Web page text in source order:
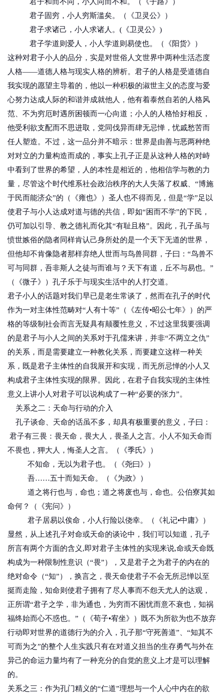
君子固穷，小人穷斯滥矣。（《卫灵公》）
君子求诸己，小人求诸人。(《卫灵公》)
君子学道则爱人，小人学道则易使也。（《阳货》）
这种对君子小人的品分，实是对世俗人文世界中两种生活态度
人格——道德人格与现实人格的辨析。君子的人格是受道德自
我实现的愿望主导着的，他以一种积极的淑世主义的态度与爱
心努力达成人际的和谐并成就他人，他有着泰然自若的人格风
范、不为穷厄时遇所困顿而一心向道；小人的人格恰好相反，
他受利欲支配而不思进取，党同伐异而肆无忌惮，忧戚愁苦而
任人塑造。不过，这一品分并不暗示：世界是由善与恶两种绝
对对立的力量构造而成的，事实上孔子正是从这种人格的对峙
中看到了世界的希望，人的本性是相近的，他相信学与教的力
量，尽管这个时代维系社会政治秩序的大人失落了权威、“博施
于民而能济众”的（《雍也》）圣人也不得而见，但是“学”足以
使君子与小人达成对道与德的共信，即如“困而不学”的下民，
仍可加以引导、教之德礼而化其“有耻且格”。因此，孔子虽与
愤世嫉俗的隐者同样肯认己身所处的是一个天下无道的世界，
但他却不肯像隐者那样弃绝人世而与鸟兽同群，子曰：“鸟兽不
可与同群，吾非斯人之徒与而谁与？天下有道，丘不与易也。”
（《微子》）孔子乐于与现实生活中的人打交道。
君子小人的话题对我们早已是老生常谈了，然而在孔子的时代
作为一对主体性范畴对“人有十等”（《左传•昭公七年》）的严
格的等级制社会而言无疑具有颠覆性意义，不过这里我要强调
的是君子与小人之间的关系对于孔儒来讲，并非“不两立之仇”
的关系，而是需要建立一种教化关系，而要建立这样一种关
系，既是君子主体性的自我展开和实现，而无所忌惮的小人又
构成君子主体性实现的限界。因此，在君子自我实现的主体性
意义上讲小人对君子可以说构成了一种“必要的张力”。
关系之二：天命与行动的介入
孔子谈命、天命的话虽不多，却具有极重要的意义，子曰：
君子有三畏：畏天命，畏大人，畏圣人之言。小人不知天命而
不畏也，狎大人，悔圣人之言。（《季氏》）
不知命，无以为君子也。（《尧曰》）
吾……五十而知天命。（《为政》）
道之将行也与，命也；道之将废也与，命也。公伯寮其如
命何？（《宪问》）
君子居易以俟命，小人行险以侥幸。（《礼记•中庸》）
显然，从上述孔子对命或天命的谈论中，我们可以知道，孔子
所言有两个方面的含义,即对君子主体性的实现来说,命或天命既
构成为一种限制性意识（“畏”），又是君子之为君子的内在的
绝对命令（“知”），换言之，畏天命使君子不会无所忌惮以至
挺而走险，知命则使君子拥有了尽人事而不怨天尤人的达观，
正所谓“君子之学，非为通也，为穷而不困忧而意不衰也，知祸
福终始而心不惑也。”（《荀子•宥坐》）既不为所欲为也不放弃
行动即对世界的道德行为的介入，孔子那“守死善道”、“知其不
可而为之”的整个人生实践只有在对道义担当的生存勇气与外在
异己的命运力量均有了一种充分的自觉的意义上才是可以理解
的。
关系之三：作为孔门精义的“仁道”理想与一个人心中内在的欲